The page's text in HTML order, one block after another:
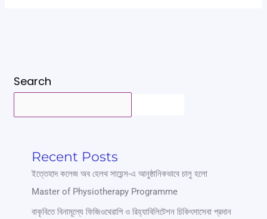
Search
Recent Posts
ইত্তেহাদ কলেজ অব হেলথ সায়েন্স-এ আনুষ্ঠানিকভাবে চালু হলো
Master of Physiotherapy Programme
বাকৃবিতে বিনামূল্যে ফিজিওথেরাপি ও রিহ্যাবিলিটেশন চিকিৎসাসেবা প্রদান